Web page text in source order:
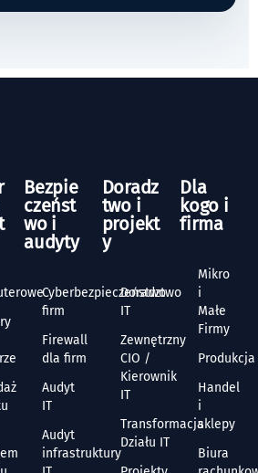
Bezpie
czeńst
wo i
audyty
Cyberbezpieczeństwo
firm
Firewall
dla firm
Audyt
IT
Audyt
infrastruktury
Doradz
two i
projekt
y
Doradztwo
IT
Zewnętrzny
CIO /
Kierownik
IT
Transformacja
Działu IT
Dla
kogo i
firma
Mikro
i
Małe
Firmy
Produkcja
Handel
i
sklepy
Biura